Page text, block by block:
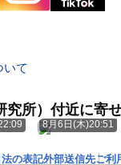
いて
所）付近に寄
8月6日(木)20:51
の表記外部送信先ご利